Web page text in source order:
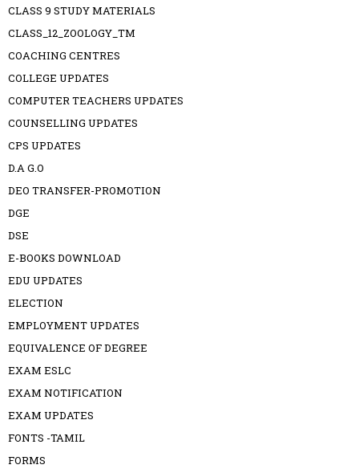
CLASS 9 STUDY MATERIALS
CLASS_12_ZOOLOGY_TM
COACHING CENTRES
COLLEGE UPDATES
COMPUTER TEACHERS UPDATES
COUNSELLING UPDATES
CPS UPDATES
D.A G.O
DEO TRANSFER-PROMOTION
DGE
DSE
E-BOOKS DOWNLOAD
EDU UPDATES
ELECTION
EMPLOYMENT UPDATES
EQUIVALENCE OF DEGREE
EXAM ESLC
EXAM NOTIFICATION
EXAM UPDATES
FONTS -TAMIL
FORMS